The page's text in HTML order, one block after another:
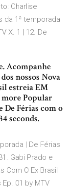
Charlise
da 1ª temporada
X. 1 | 12. De
Acompanhe
nossos Nova
estreia EM
more Popular
De Férias com o
seconds.
| De Férias
Gabi Prado e
Com O Ex Brasil
01 by MTV